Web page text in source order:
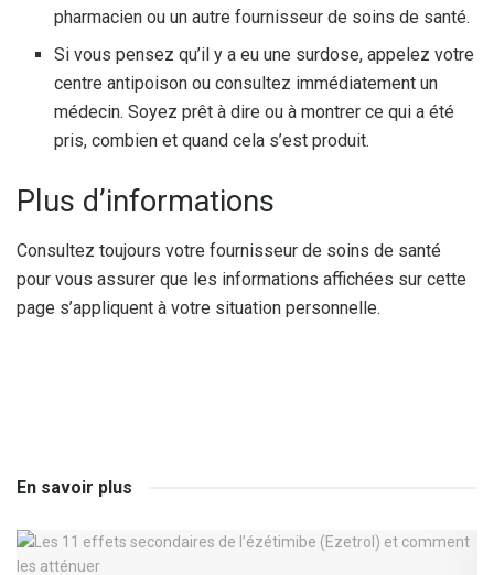
pharmacien ou un autre fournisseur de soins de santé.
Si vous pensez qu’il y a eu une surdose, appelez votre
centre antipoison ou consultez immédiatement un
médecin. Soyez prêt à dire ou à montrer ce qui a été
pris, combien et quand cela s’est produit.
Plus d’informations
Consultez toujours votre fournisseur de soins de santé
pour vous assurer que les informations affichées sur cette
page s’appliquent à votre situation personnelle.
En savoir plus